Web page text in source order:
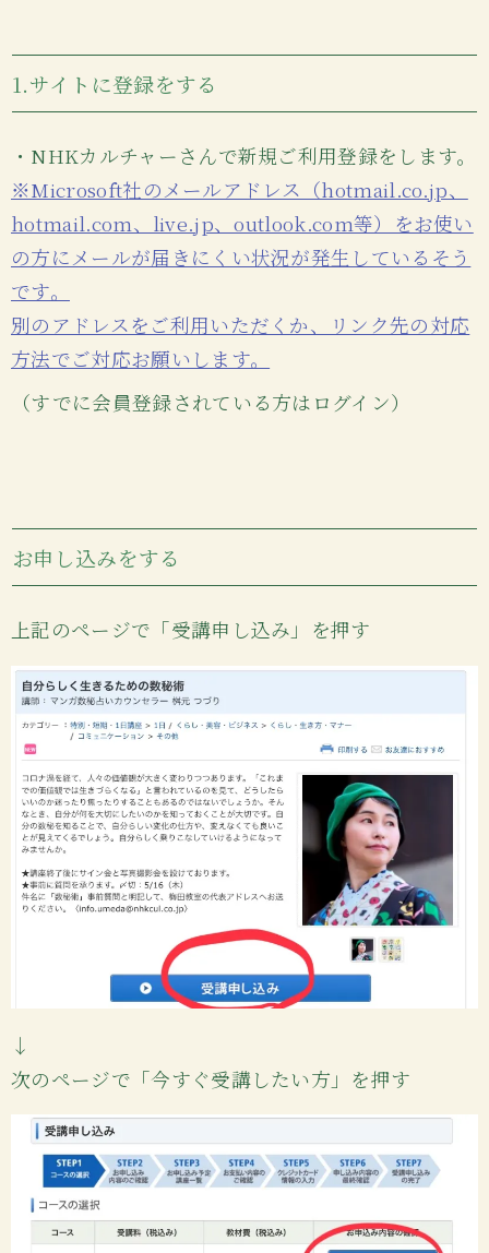
1.サイトに登録をする
・NHKカルチャーさんで新規ご利用登録をします。
※Microsoft社のメールアドレス（hotmail.co.jp、
hotmail.com、live.jp、outlook.com等）をお使い
の方にメールが届きにくい状況が発生しているそう
です。
別のアドレスをご利用いただくか、リンク先の対応
方法でご対応お願いします。
（すでに会員登録されている方はログイン）
お申し込みをする
上記のページで「受講申し込み」を押す
↓
次のページで「今すぐ受講したい方」を押す